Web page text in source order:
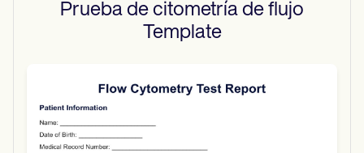
Prueba de citometría de flujo
Template